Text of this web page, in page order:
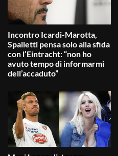
Incontro Icardi-Marotta,
Spalletti pensa solo alla sfida
con l’Eintracht: “non ho
avuto tempo di informarmi
dell’accaduto”